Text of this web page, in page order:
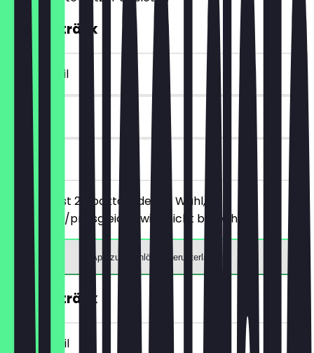
2für1 Getränk
~£ 8 Vorteil
vor Ort
Du bestellst 2 Cocktails deiner Wahl, der
günstigere/preisgleiche wird nicht berechnet.
App zum Einlösen herunterladen
2für1 Getränk
~£ 4 Vorteil